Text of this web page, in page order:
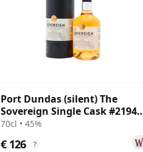
Port Dundas (silent) The
Sovereign Single Cask #21946
1990 35 jaar oud
70cl • 45%
€ 126 ?